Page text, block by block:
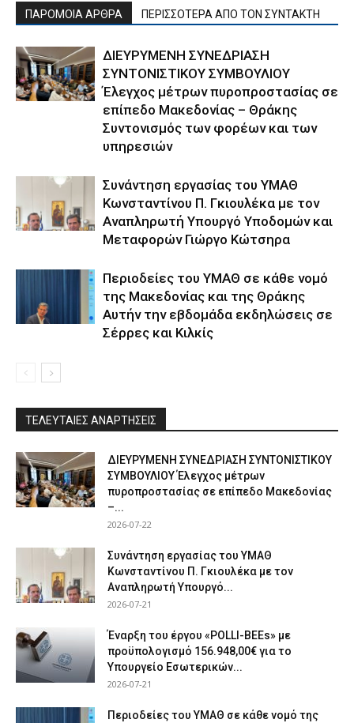
ΠΑΡΟΜΟΙΑ ΑΡΘΡΑ ΠΕΡΙΣΣΟΤΕΡΑ ΑΠΟ ΤΟΝ ΣΥΝΤΑΚΤΗ
ΔΙΕΥΡΥΜΕΝΗ ΣΥΝΕΔΡΙΑΣΗ
ΣΥΝΤΟΝΙΣΤΙΚΟΥ ΣΥΜΒΟΥΛΙΟΥ
Έλεγχος μέτρων πυροπροστασίας σε
επίπεδο Μακεδονίας – Θράκης
Συντονισμός των φορέων και των
υπηρεσιών
Συνάντηση εργασίας του ΥΜΑΘ
Κωνσταντίνου Π. Γκιουλέκα με τον
Αναπληρωτή Υπουργό Υποδομών και
Μεταφορών Γιώργο Κώτσηρα
Περιοδείες του ΥΜΑΘ σε κάθε νομό
της Μακεδονίας και της Θράκης
Αυτήν την εβδομάδα εκδηλώσεις σε
Σέρρες και Κιλκίς
ΤΕΛΕΥΤΑΙΕΣ ΑΝΑΡΤΗΣΕΙΣ
ΔΙΕΥΡΥΜΕΝΗ ΣΥΝΕΔΡΙΑΣΗ ΣΥΝΤΟΝΙΣΤΙΚΟΥ
ΣΥΜΒΟΥΛΙΟΥ Έλεγχος μέτρων
πυροπροστασίας σε επίπεδο Μακεδονίας
–...
2026-07-22
Συνάντηση εργασίας του ΥΜΑΘ
Κωνσταντίνου Π. Γκιουλέκα με τον
Αναπληρωτή Υπουργό...
2026-07-21
Έναρξη του έργου «POLLI-BEEs» με
προϋπολογισμό 156.948,00€ για το
Υπουργείο Εσωτερικών...
2026-07-21
Περιοδείες του ΥΜΑΘ σε κάθε νομό της